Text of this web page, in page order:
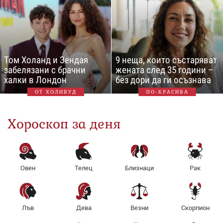
Том Холанд и Зендая
забелязани с брачни
халки в Лондон
ОТ ХОЛИВУД
9 неща, които състаряват
жената след 35 години –
без дори да ги осъзнава
ПО-КРАСИВА
Хороскоп за деня
Овен Телец Близнаци Рак
Лъв Дева Везни Скорпион